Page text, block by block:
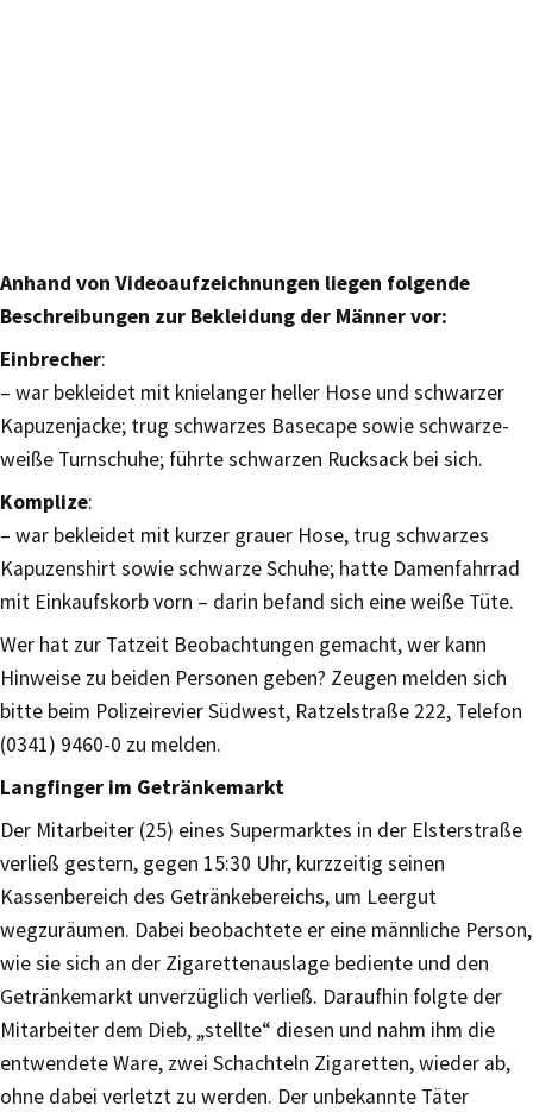
Anhand von Videoaufzeichnungen liegen folgende
Beschreibungen zur Bekleidung der Männer vor:
Einbrecher:
– war bekleidet mit knielanger heller Hose und schwarzer
Kapuzenjacke; trug schwarzes Basecape sowie schwarze-
weiße Turnschuhe; führte schwarzen Rucksack bei sich.
Komplize:
– war bekleidet mit kurzer grauer Hose, trug schwarzes
Kapuzenshirt sowie schwarze Schuhe; hatte Damenfahrrad
mit Einkaufskorb vorn – darin befand sich eine weiße Tüte.
Wer hat zur Tatzeit Beobachtungen gemacht, wer kann
Hinweise zu beiden Personen geben? Zeugen melden sich
bitte beim Polizeirevier Südwest, Ratzelstraße 222, Telefon
(0341) 9460-0 zu melden.
Langfinger im Getränkemarkt
Der Mitarbeiter (25) eines Supermarktes in der Elsterstraße
verließ gestern, gegen 15:30 Uhr, kurzzeitig seinen
Kassenbereich des Getränkebereichs, um Leergut
wegzuräumen. Dabei beobachtete er eine männliche Person,
wie sie sich an der Zigarettenauslage bediente und den
Getränkemarkt unverzüglich verließ. Daraufhin folgte der
Mitarbeiter dem Dieb, „stellte“ diesen und nahm ihm die
entwendete Ware, zwei Schachteln Zigaretten, wieder ab,
ohne dabei verletzt zu werden. Der unbekannte Täter